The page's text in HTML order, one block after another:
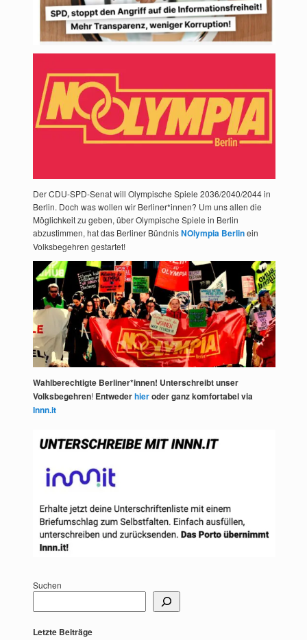
Der CDU-SPD-Senat will Olympische Spiele 2036/2040/2044 in
Berlin. Doch was wollen wir Berliner*innen? Um uns allen die
Möglichkeit zu geben, über Olympische Spiele in Berlin
abzustimmen, hat das Berliner BündnisNOlympia Berlinein
Volksbegehren gestartet!
Wahlberechtigte Berliner*innen! Unterschreibt unser
Volksbegehren! Entwederhieroder ganz komfortabel via
Innn.it
Suchen
Letzte Beiträge